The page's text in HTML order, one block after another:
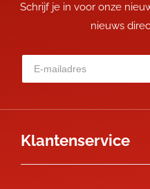
Schrijf je in voor onze
nieuws
Klantenservice